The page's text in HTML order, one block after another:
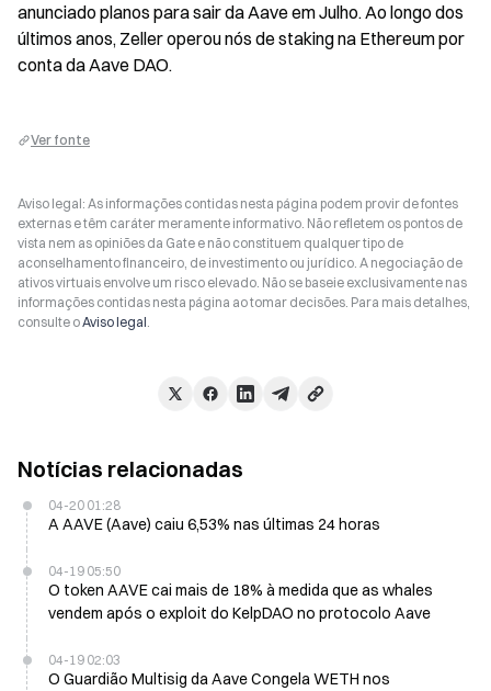
anunciado planos para sair da Aave em Julho. Ao longo dos
últimos anos, Zeller operou nós de staking na Ethereum por
conta da Aave DAO.
Ver fonte
Aviso legal: As informações contidas nesta página podem provir de fontes
externas e têm caráter meramente informativo. Não refletem os pontos de
vista nem as opiniões da Gate e não constituem qualquer tipo de
aconselhamento financeiro, de investimento ou jurídico. A negociação de
ativos virtuais envolve um risco elevado. Não se baseie exclusivamente nas
informações contidas nesta página ao tomar decisões. Para mais detalhes,
consulte oAviso legal.
Notícias relacionadas
04-20 01:28
A AAVE (Aave) caiu 6,53% nas últimas 24 horas
04-19 05:50
O token AAVE cai mais de 18% à medida que as whales
vendem após o exploit do KelpDAO no protocolo Aave
04-19 02:03
O Guardião Multisig da Aave Congela WETH nos